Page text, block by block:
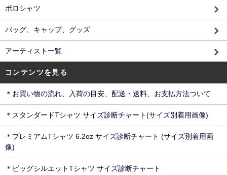
ポロシャツ
バッグ、キャップ、グッズ
アーティスト一覧
コンテンツを見る
＊お買い物の流れ、入荷の目安、配送・送料、お支払方法ついて
＊スタンダードTシャツ サイズ診断チャート(サイズ別着用画像)
＊プレミアムTシャツ 6.2oz サイズ診断チャート (サイズ別着用画
像)
＊ビッグシルエットTシャツ サイズ診断チャート